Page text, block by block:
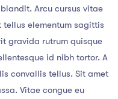
Arcu cursus vitae
tellus elementum sagittis
gravida rutrum quisque
id nibh tortor. A
convallis tellus. Sit amet
Vitae congue eu